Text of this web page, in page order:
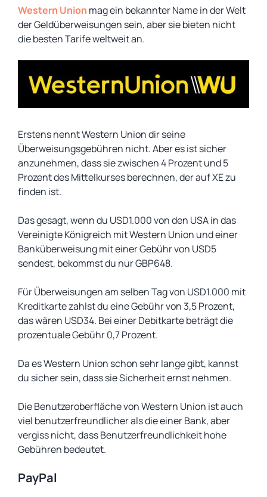
Western Union mag ein bekannter Name in der Welt
der Geldüberweisungen sein, aber sie bieten nicht
die besten Tarife weltweit an.
Erstens nennt Western Union dir seine
Überweisungsgebühren nicht. Aber es ist sicher
anzunehmen, dass sie zwischen 4 Prozent und 5
Prozent des Mittelkurses berechnen, der auf XE zu
finden ist.
Das gesagt, wenn du USD1.000 von den USA in das
Vereinigte Königreich mit Western Union und einer
Banküberweisung mit einer Gebühr von USD5
sendest, bekommst du nur GBP648.
Für Überweisungen am selben Tag von USD1.000 mit
Kreditkarte zahlst du eine Gebühr von 3,5 Prozent,
das wären USD34. Bei einer Debitkarte beträgt die
prozentuale Gebühr 0,7 Prozent.
Da es Western Union schon sehr lange gibt, kannst
du sicher sein, dass sie Sicherheit ernst nehmen.
Die Benutzeroberfläche von Western Union ist auch
viel benutzerfreundlicher als die einer Bank, aber
vergiss nicht, dass Benutzerfreundlichkeit hohe
Gebühren bedeutet.
PayPal